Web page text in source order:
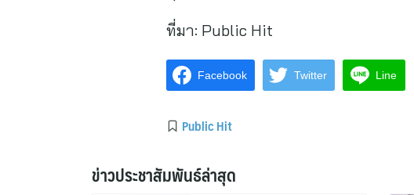
ที่มา: Public Hit
Facebook Twitter Line
Public Hit
ข่าวประชาสัมพันธ์ล่าสุด